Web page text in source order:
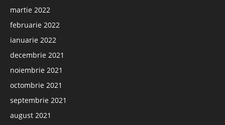
martie 2022
februarie 2022
ianuarie 2022
decembrie 2021
noiembrie 2021
octombrie 2021
septembrie 2021
august 2021